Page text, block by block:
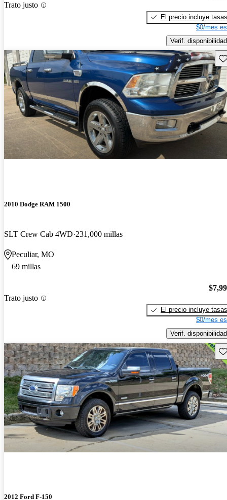
Trato justo
El precio incluye tasas
$0/mes
Verif. disponibilidad
2010 Dodge RAM 1500
SLT Crew Cab 4WD 231,000 millas
Peculiar, MO
69 millas
Trato justo
El precio incluye tasas
$0/mes
Verif. disponibilidad
2012 Ford F-150